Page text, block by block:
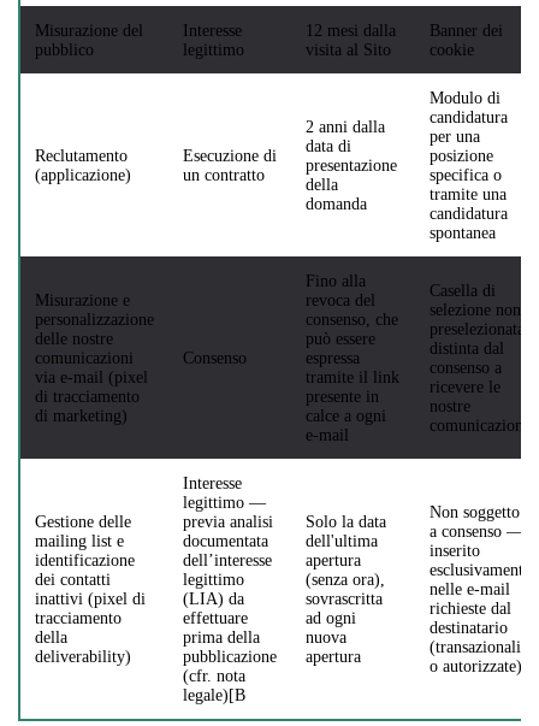
Misurazione del
pubblico
Interesse
legittimo
12 mesi dalla
visita al Sito
Banner dei
cookie
Reclutamento
(applicazione)
Esecuzione di
un contratto
2 anni dalla
data di
presentazione
della
domanda
Modulo di
candidatura
per una
posizione
specifica o
tramite una
candidatura
spontanea
Misurazione e
personalizzazione
delle nostre
comunicazioni
via e-mail (pixel
di tracciamento
di marketing)
Consenso
Fino alla
revoca del
consenso, che
può essere
espressa
tramite il link
presente in
calce a ogni
e-mail
Casella di
selezione non
preselezionata,
distinta dal
consenso a
ricevere le
nostre
comunicazioni
Gestione delle
mailing list e
identificazione
dei contatti
inattivi (pixel di
tracciamento
della
deliverability)
Interesse
legittimo —
previa analisi
documentata
dell’interesse
legittimo
(LIA) da
effettuare
prima della
pubblicazione
(cfr. nota
legale)[B
Solo la data
dell'ultima
apertura
(senza ora),
sovrascritta
ad ogni
nuova
apertura
Non soggetto
a consenso —
inserito
esclusivamente
nelle e-mail
richieste dal
destinatario
(transazionali
o autorizzate)